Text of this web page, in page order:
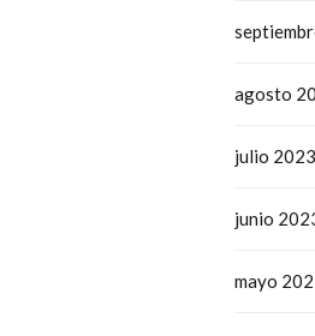
agosto
julio 2023
junio
mayo